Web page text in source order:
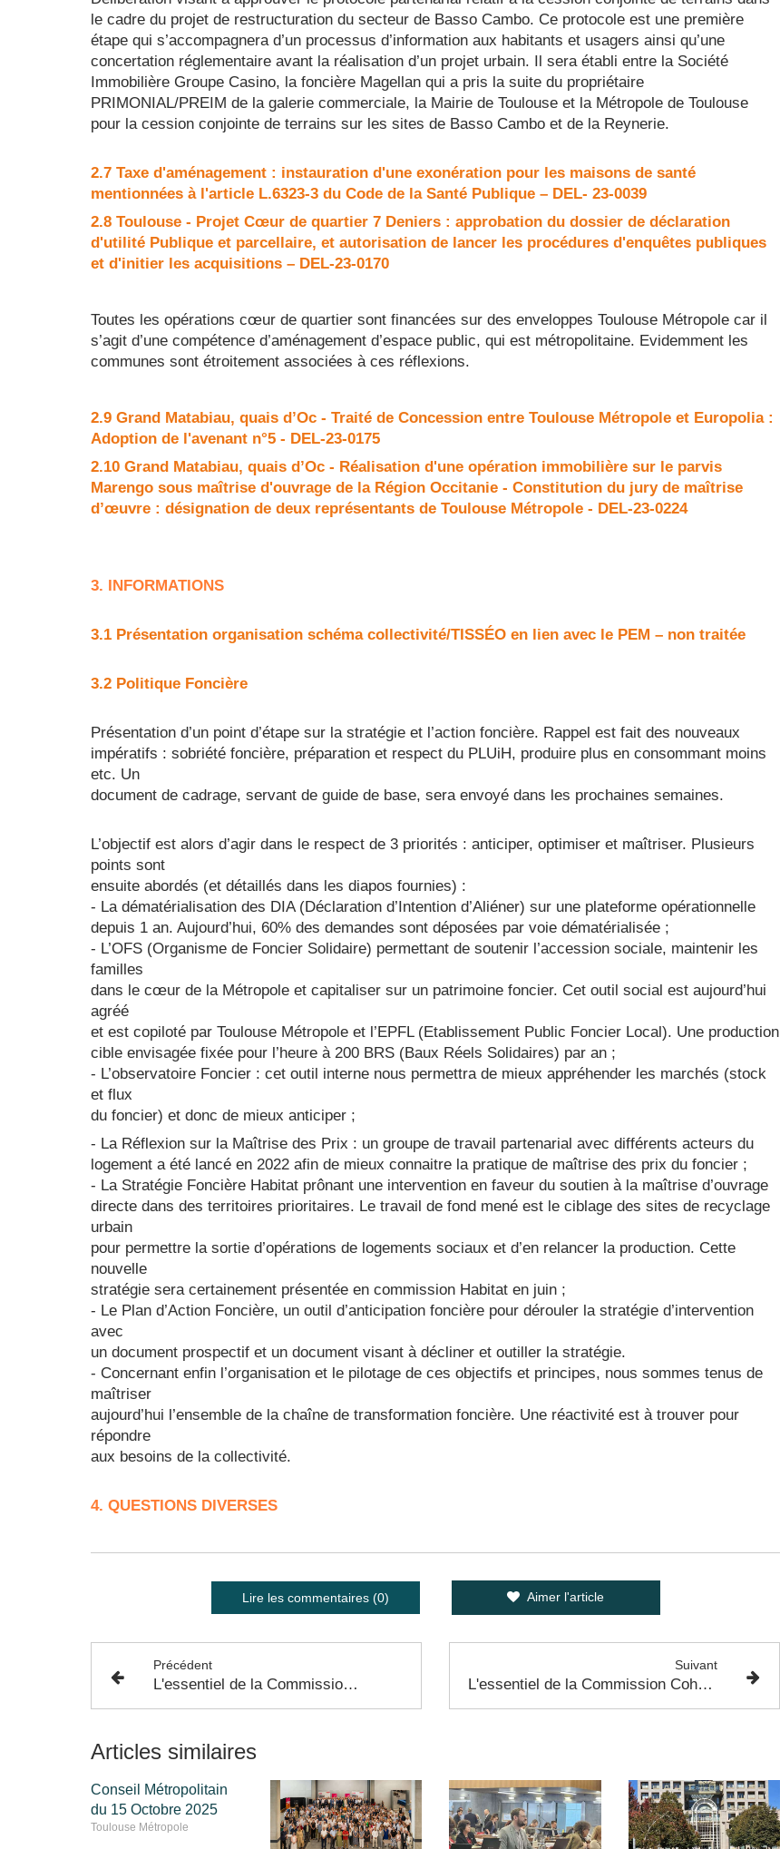
le cadre du projet de restructuration du secteur de Basso Cambo. Ce protocole est une première
étape qui s’accompagnera d’un processus d’information aux habitants et usagers ainsi qu’une
concertation réglementaire avant la réalisation d’un projet urbain. Il sera établi entre la Société
Immobilière Groupe Casino, la foncière Magellan qui a pris la suite du propriétaire
PRIMONIAL/PREIM de la galerie commerciale, la Mairie de Toulouse et la Métropole de Toulouse
pour la cession conjointe de terrains sur les sites de Basso Cambo et de la Reynerie.
2.7 Taxe d'aménagement : instauration d'une exonération pour les maisons de santé
mentionnées à l'article L.6323-3 du Code de la Santé Publique – DEL- 23-0039
2.8 Toulouse - Projet Cœur de quartier 7 Deniers : approbation du dossier de déclaration
d'utilité Publique et parcellaire, et autorisation de lancer les procédures d'enquêtes publiques
et d'initier les acquisitions – DEL-23-0170
Toutes les opérations cœur de quartier sont financées sur des enveloppes Toulouse Métropole car il
s’agit d’une compétence d’aménagement d’espace public, qui est métropolitaine. Evidemment les
communes sont étroitement associées à ces réflexions.
2.9 Grand Matabiau, quais d’Oc - Traité de Concession entre Toulouse Métropole et Europolia :
Adoption de l'avenant n°5 - DEL-23-0175
2.10 Grand Matabiau, quais d’Oc - Réalisation d'une opération immobilière sur le parvis
Marengo sous maîtrise d'ouvrage de la Région Occitanie - Constitution du jury de maîtrise
d’œuvre : désignation de deux représentants de Toulouse Métropole - DEL-23-0224
3. INFORMATIONS
3.1 Présentation organisation schéma collectivité/TISSÉO en lien avec le PEM – non traitée
3.2 Politique Foncière
Présentation d’un point d’étape sur la stratégie et l’action foncière. Rappel est fait des nouveaux
impératifs : sobriété foncière, préparation et respect du PLUiH, produire plus en consommant moins
etc. Un
document de cadrage, servant de guide de base, sera envoyé dans les prochaines semaines.
L’objectif est alors d’agir dans le respect de 3 priorités : anticiper, optimiser et maîtriser. Plusieurs
points sont
ensuite abordés (et détaillés dans les diapos fournies) :
- La dématérialisation des DIA (Déclaration d’Intention d’Aliéner) sur une plateforme opérationnelle
depuis 1 an. Aujourd’hui, 60% des demandes sont déposées par voie dématérialisée ;
- L’OFS (Organisme de Foncier Solidaire) permettant de soutenir l’accession sociale, maintenir les
familles
dans le cœur de la Métropole et capitaliser sur un patrimoine foncier. Cet outil social est aujourd’hui
agréé
et est copiloté par Toulouse Métropole et l’EPFL (Etablissement Public Foncier Local). Une production
cible envisagée fixée pour l’heure à 200 BRS (Baux Réels Solidaires) par an ;
- L’observatoire Foncier : cet outil interne nous permettra de mieux appréhender les marchés (stock
et flux
du foncier) et donc de mieux anticiper ;
- La Réflexion sur la Maîtrise des Prix : un groupe de travail partenarial avec différents acteurs du
logement a été lancé en 2022 afin de mieux connaitre la pratique de maîtrise des prix du foncier ;
- La Stratégie Foncière Habitat prônant une intervention en faveur du soutien à la maîtrise d’ouvrage
directe dans des territoires prioritaires. Le travail de fond mené est le ciblage des sites de recyclage
urbain
pour permettre la sortie d’opérations de logements sociaux et d’en relancer la production. Cette
nouvelle
stratégie sera certainement présentée en commission Habitat en juin ;
- Le Plan d’Action Foncière, un outil d’anticipation foncière pour dérouler la stratégie d’intervention
avec
un document prospectif et un document visant à décliner et outiller la stratégie.
- Concernant enfin l’organisation et le pilotage de ces objectifs et principes, nous sommes tenus de
maîtriser
aujourd’hui l’ensemble de la chaîne de transformation foncière. Une réactivité est à trouver pour
répondre
aux besoins de la collectivité.
4. QUESTIONS DIVERSES
Lire les commentaires (0) Aimer l'article
Précédent
L'essentiel de la Commission Economie Circulaire et Déchets - 19 Janvier 2023
Suivant
L'essentiel de la Commission Cohésion Sociale et Inclusion du 19 Janvier 2023
Articles similaires
Conseil Métropolitain
du 15 Octobre 2025
Toulouse Métropole